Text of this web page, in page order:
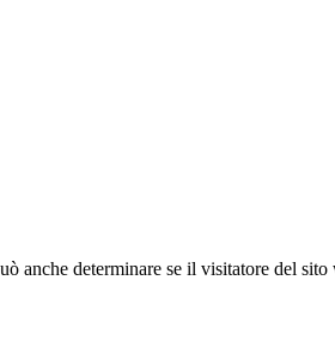
anche determinare se il visitatore del